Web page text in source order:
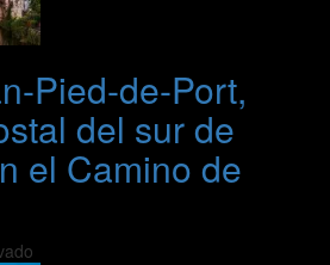
Pied-de-Port,
del sur de
el Camino de